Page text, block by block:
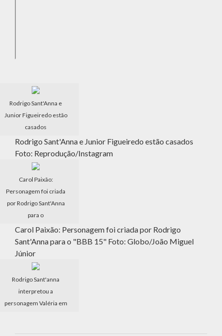
Rodrigo Sant'Anna e
Junior Figueiredo estão
casados
Rodrigo Sant'Anna e Junior Figueiredo estão casados
Foto: Reprodução/Instagram
Carol Paixão:
Personagem foi criada
por Rodrigo Sant'Anna
para o
Carol Paixão: Personagem foi criada por Rodrigo
Sant'Anna para o "BBB 15" Foto: Globo/João Miguel
Júnior
Rodrigo Sant'anna
interpretou a
personagem Valéria em